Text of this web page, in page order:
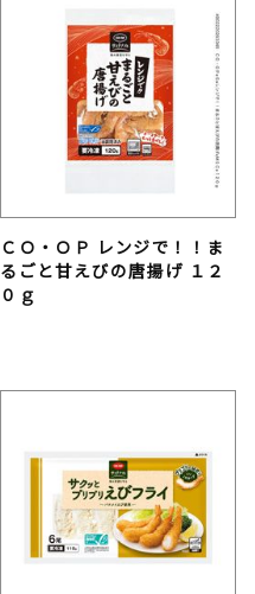
ＣＯ・ＯＰ レンジで！！ま
るごと甘えびの唐揚げ １２
０ｇ